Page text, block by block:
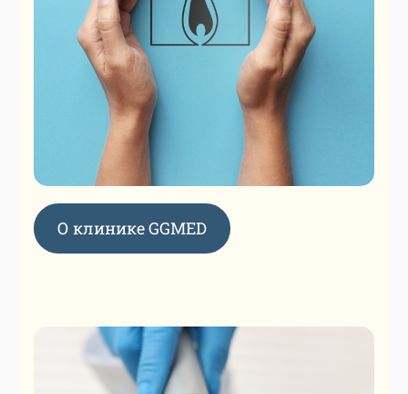
О клинике GGMED